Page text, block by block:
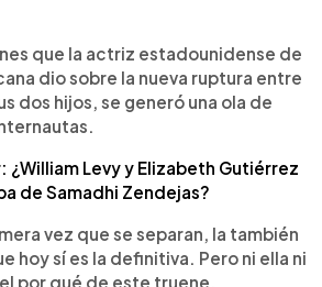
que la actriz estadounidense de
dio sobre la nueva ruptura entre
dos hijos, se generó una ola de
¿William Levy y Elizabeth Gutiérrez
de Samadhi Zendejas?
vez que se separan, la también
hoy sí es la definitiva. Pero ni ella ni
por qué de este truene.